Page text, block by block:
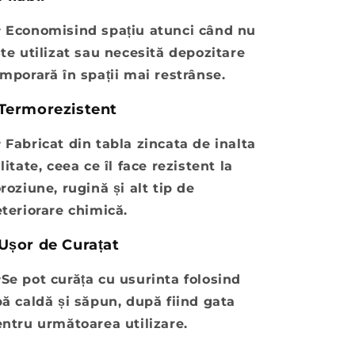
Economisind spațiu atunci când nu
utilizat sau necesită depozitare
în spații mai restrânse.
Fabricat din tabla zincata de inalta
ceea ce îl face rezistent la
rugină și alt tip de
chimică.
de Curațat
Se pot curăța cu usurinta folosind
caldă și săpun, după fiind gata
următoarea utilizare.